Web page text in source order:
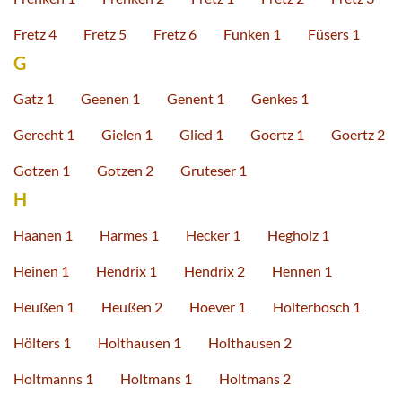
Fretz 4 Fretz 5 Fretz 6 Funken 1 Füsers 1
G
Gatz 1 Geenen 1 Genent 1 Genkes 1
Gerecht 1 Gielen 1 Glied 1 Goertz 1 Goertz 2
Gotzen 1 Gotzen 2 Gruteser 1
H
Haanen 1 Harmes 1 Hecker 1 Hegholz 1
Heinen 1 Hendrix 1 Hendrix 2 Hennen 1
Heußen 1 Heußen 2 Hoever 1 Holterbosch 1
Hölters 1 Holthausen 1 Holthausen 2
Holtmanns 1 Holtmans 1 Holtmans 2